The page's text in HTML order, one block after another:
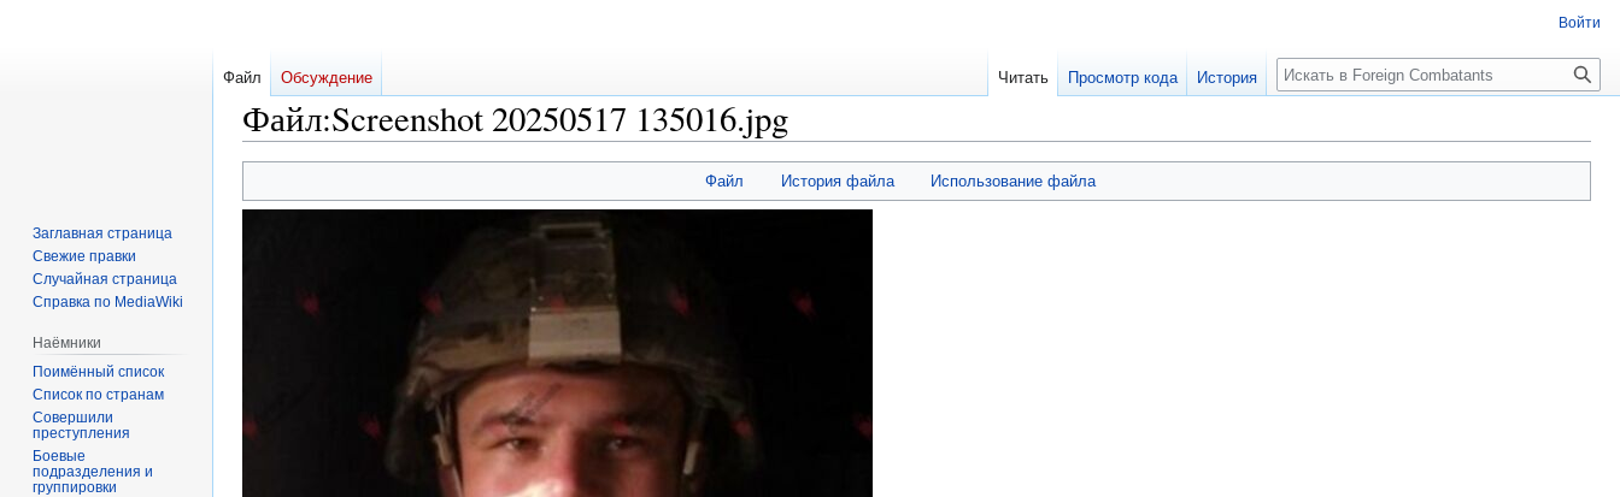
Файл:Screenshot 20250517 135016.jpg
к
к
Файл История файла Использование файла
Войти
Файл Обсуждение Читать Просмотр кода История
Заглавная страница
Свежие правки
Случайная страница
Справка по MediaWiki
Наёмники
Поимённый список
Список по странам
Совершили
преступления
Боевые
подразделения и
группировки